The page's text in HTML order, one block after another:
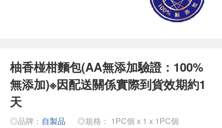
柚香椪柑麵包(AA無添加驗證：100%
無添加)※因配送關係實際到貨效期約1
天
◎品牌： 自製品
◎規格： 1PC個 x 1 x 1PC個